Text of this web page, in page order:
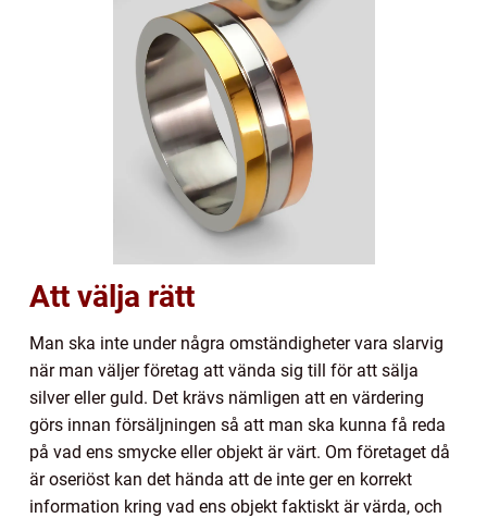
Att välja rätt
Man ska inte under några omständigheter vara slarvig
när man väljer företag att vända sig till för att sälja
silver eller guld. Det krävs nämligen att en värdering
görs innan försäljningen så att man ska kunna få reda
på vad ens smycke eller objekt är värt. Om företaget då
är oseriöst kan det hända att de inte ger en korrekt
information kring vad ens objekt faktiskt är värda, och